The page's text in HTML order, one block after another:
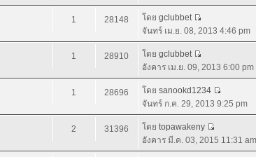
1 28148 โดย gclubbet
จันทร์ เม.ย. 08, 2013 4:46 pm
1 28910 โดย gclubbet
อังคาร เม.ย. 09, 2013 6:00 pm
1 28696 โดย sanookd1234
จันทร์ ก.ค. 29, 2013 9:25 pm
2 31396 โดย topawakeny
อังคาร มี.ค. 03, 2015 11:31 am